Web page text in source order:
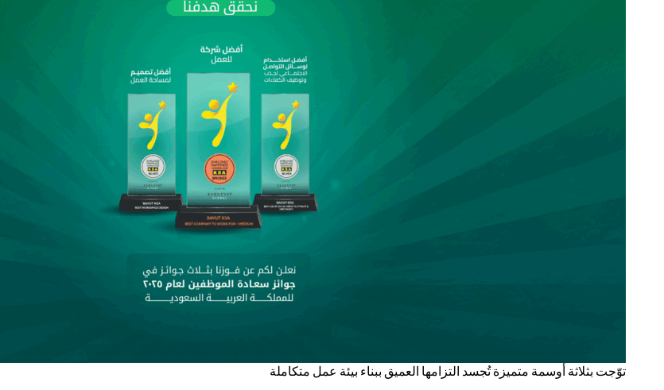
توّجت بثلاثة أوسمة متميزة تُجسد التزامها العميق ببناء بيئة عمل متكاملة